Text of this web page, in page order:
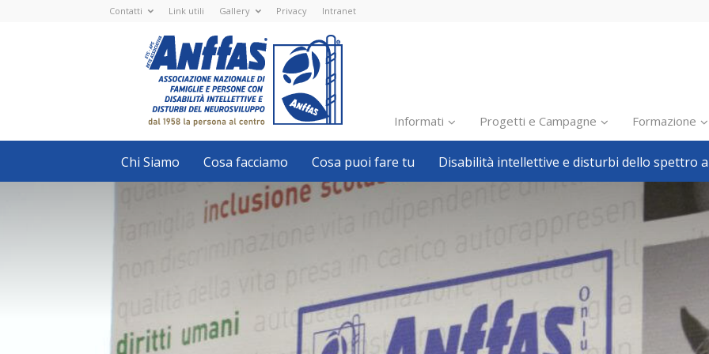
Contatti Link utili Gallery Privacy Intranet
Nazionale
ETS
-
APS
Associazione
Nazionale
di
Famiglie
e
con
disabilità
intellettive
neurosviluppo
Informati
Inclusione scolastica
Inclusione lavorativa
Politiche sociali
Pillole
Formazione
Avvisi, bandi
Welfare locale
Progetti e Campagne Formazione
Chi Siamo Cosa facciamo Cosa puoi fare tu Disabilità intellettive e disturbi dello spettro